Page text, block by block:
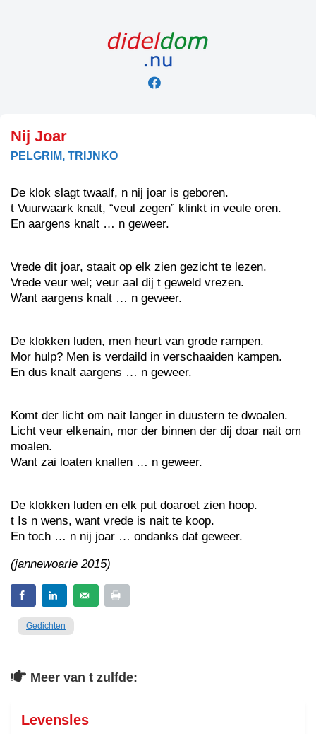
Nij Joar
PELGRIM, TRIJNKO
De klok slagt twaalf, n nij joar is geboren.
t Vuurwaark knalt, “veul zegen” klinkt in veule oren.
En aargens knalt … n geweer.
Vrede dit joar, staait op elk zien gezicht te lezen.
Vrede veur wel; veur aal dij t geweld vrezen.
Want aargens knalt … n geweer.
De klokken luden, men heurt van grode rampen.
Mor hulp? Men is verdaild in verschaaiden kampen.
En dus knalt aargens … n geweer.
Komt der licht om nait langer in duustern te dwoalen.
Licht veur elkenain, mor der binnen der dij doar nait om
moalen.
Want zai loaten knallen … n geweer.
De klokken luden en elk put doaroet zien hoop.
t Is n wens, want vrede is nait te koop.
En toch … n nij joar … ondanks dat geweer.
(jannewoarie 2015)
Gedichten
Meer van t zulfde:
Levensles